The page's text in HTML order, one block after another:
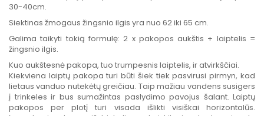
30-40cm.
Siektinas žmogaus žingsnio ilgis yra nuo 62 iki 65 cm.
Galima taikyti tokią formulę: 2 x pakopos aukštis + laiptelis =
žingsnio ilgis.
Kuo aukštesnė pakopa, tuo trumpesnis laiptelis, ir atvirkščiai.
Kiekviena laiptų pakopa turi būti šiek tiek pasvirusi pirmyn, kad
lietaus vanduo nutekėtų greičiau. Taip mažiau vandens susigers
į trinkeles ir bus sumažintas paslydimo pavojus šalant. Laiptų
pakopos per plotį turi visada išlikti visiškai horizontalūs.